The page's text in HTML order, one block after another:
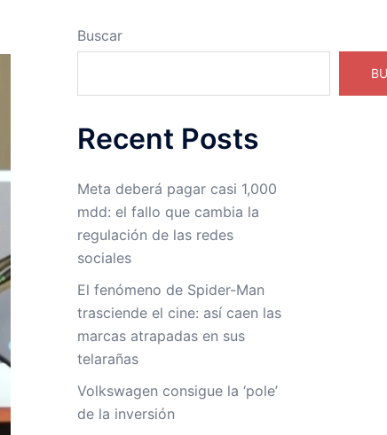
Buscar
Recent Posts
Meta deberá pagar casi 1,000
mdd: el fallo que cambia la
regulación de las redes
sociales
El fenómeno de Spider-Man
trasciende el cine: así caen las
marcas atrapadas en sus
telarañas
Volkswagen consigue la ‘pole’
de la inversión